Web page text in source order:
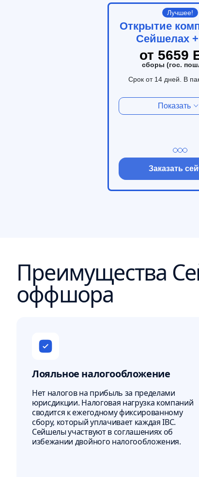
Лучшее!
Открытие
Сейшелах +
от 5659
сборы (гос.
Срок от 14 дней. В
Показать
Заказать
Преимущества
оффшора
Лояльное налогообложение
Нет налогов на прибыль за пределами
юрисдикции. Налоговая нагрузка компаний
сводится к ежегодному фиксированному
сбору, который уплачивает каждая IBC.
Сейшелы участвуют в соглашениях об
избежании двойного налогообложения.